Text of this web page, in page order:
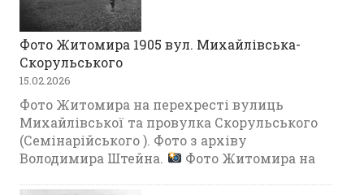
Фото Житомира 1905 вул. Михайлівська-
Скорульського
15.02.2026
Фото Житомира на перехресті вулиць
Михайлівської та провулка Скорульського
(Семінарійського ). Фото з архіву
Володимира Штейна.
Фото Житомира на